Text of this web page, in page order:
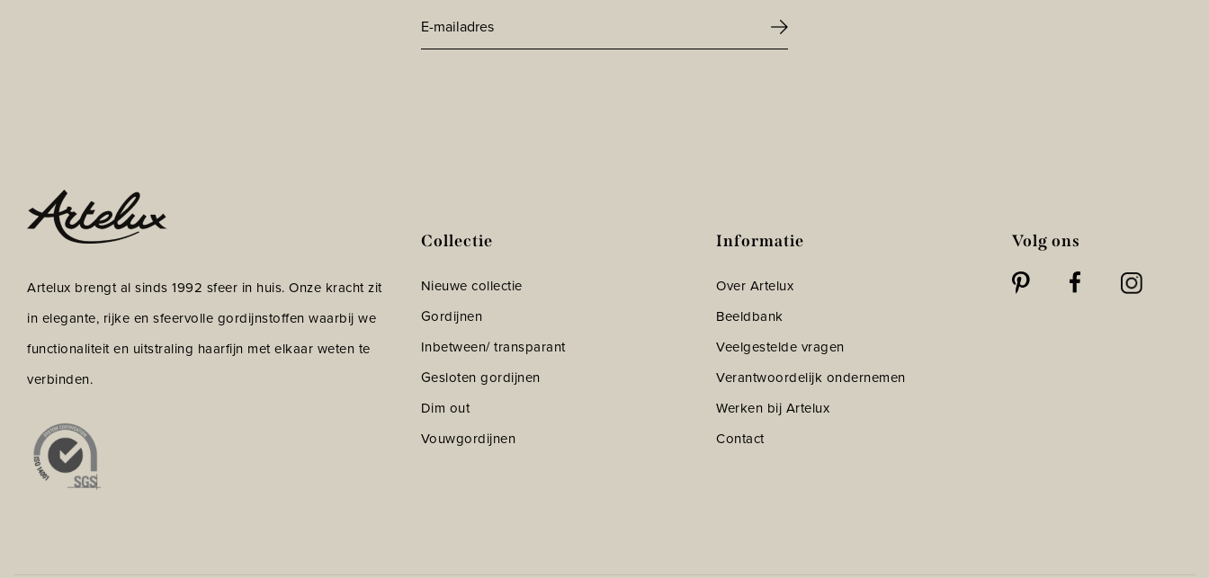
mailadres
Artelux brengt al sinds 1992 sfeer in huis. Onze kracht zit
in elegante, rijke en sfeervolle gordijnstoffen waarbij we
functionaliteit en uitstraling haarfijn met elkaar weten te
verbinden.
Collectie
Nieuwe collectie
Gordijnen
Inbetween/ transparant
Gesloten gordijnen
Dim out
Vouwgordijnen
Informatie
Over Artelux
Beeldbank
Veelgestelde vragen
Verantwoordelijk ondernemen
Werken bij Artelux
Contact
Volg ons